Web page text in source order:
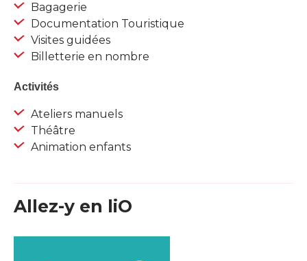
Bagagerie
Documentation Touristique
Visites guidées
Billetterie en nombre
Activités
Ateliers manuels
Théâtre
Animation enfants
Allez-y en liO